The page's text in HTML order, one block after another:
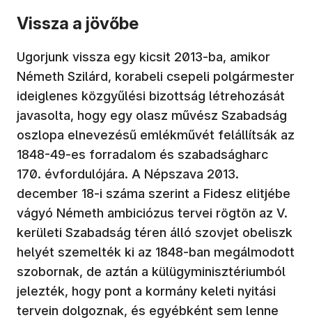
Vissza a jövőbe
Ugorjunk vissza egy kicsit 2013-ba, amikor
Németh Szilárd, korabeli csepeli polgármester
ideiglenes közgyűlési bizottság létrehozását
javasolta, hogy egy olasz művész Szabadság
oszlopa elnevezésű emlékművét felállítsák az
1848-49-es forradalom és szabadságharc
170. évfordulójára. A Népszava 2013.
december 18-i száma szerint a Fidesz elitjébe
vágyó Németh ambiciózus tervei rögtön az V.
kerületi Szabadság téren álló szovjet obeliszk
helyét szemelték ki az 1848-ban megálmodott
szobornak, de aztán a külügyminisztériumból
jelezték, hogy pont a kormány keleti nyitási
tervein dolgoznak, és egyébként sem lenne